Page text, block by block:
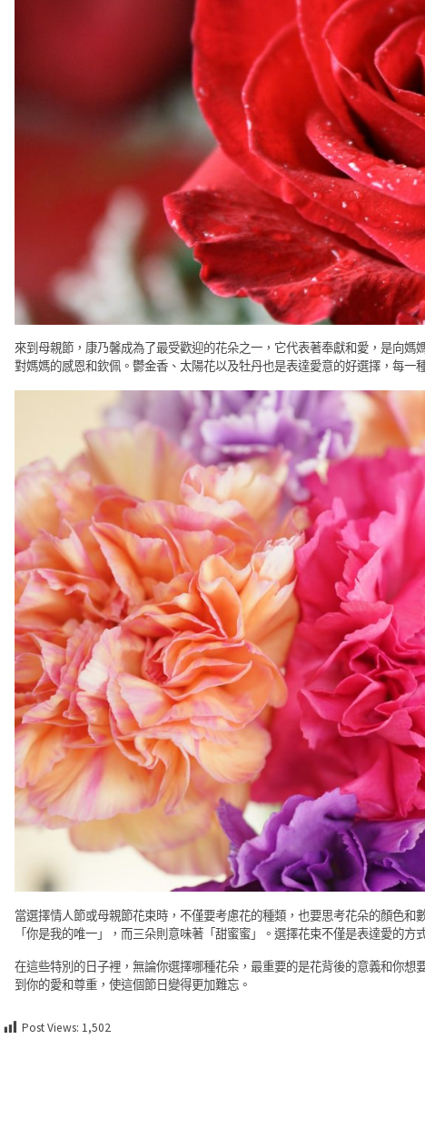
來到母親節，康乃馨成為了最受歡迎的花朵之一，它代表著奉獻和愛，是向
對媽媽的感恩和欽佩。鬱金香、太陽花以及牡丹也是表達愛意的好選擇，每一
當選擇情人節或母親節花束時，不僅要考慮花的種類，也要思考花朵的顏色
「你是我的唯一」，而三朵則意味著「甜蜜蜜」。選擇花束不僅是表達愛的
在這些特別的日子裡，無論你選擇哪種花朵，最重要的是花背後的意義和你
到你的愛和尊重，使這個節日變得更加難忘。
Post Views: 1,502